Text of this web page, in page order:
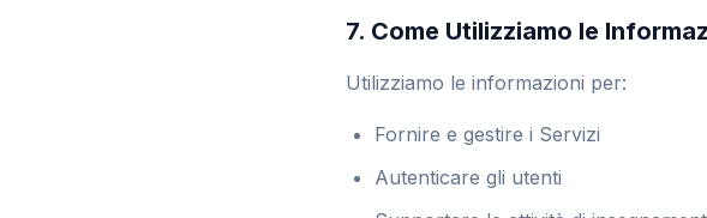
7. Come Utilizziamo le
Utilizziamo le informazioni per:
Fornire e gestire i Servizi
Autenticare gli utenti